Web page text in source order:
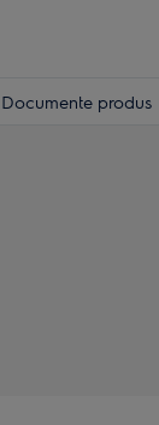
Documente produs